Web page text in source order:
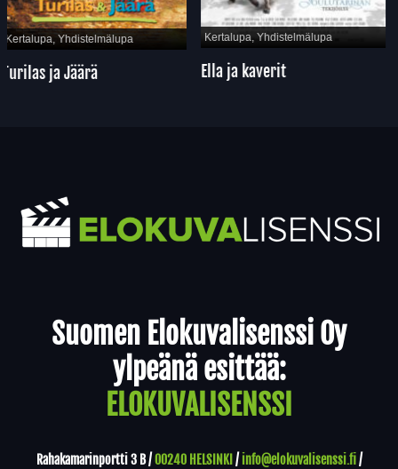
Kertalupa, Yhdistelmälupa
Turilas ja Jäärä
Kertalupa, Yhdistelmälupa
Ella ja kaverit
Suomen Elokuvalisenssi Oy
ylpeänä esittää:
ELOKUVALISENSSI
Rahakamarinportti 3 B /00240 HELSINKI / info@elokuvalisenssi.fi/